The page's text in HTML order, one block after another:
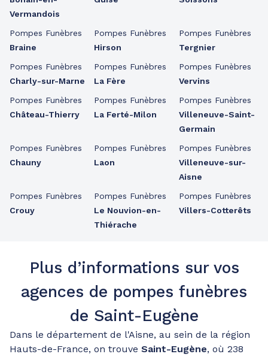
Vermandois
Pompes Funèbres
Braine
Pompes Funèbres
Charly-sur-Marne
Pompes Funèbres
Château-Thierry
Pompes Funèbres
Chauny
Pompes Funèbres
Crouy
Pompes Funèbres
Hirson
Pompes Funèbres
La Fère
Pompes Funèbres
La Ferté-Milon
Pompes Funèbres
Laon
Pompes Funèbres
Le Nouvion-en-
Thiérache
Pompes Funèbres
Tergnier
Pompes Funèbres
Vervins
Pompes Funèbres
Villeneuve-Saint-
Germain
Pompes Funèbres
Villeneuve-sur-
Aisne
Pompes Funèbres
Villers-Cotterêts
Plus d’informations sur vos
agences de pompes funèbres
de Saint-Eugène
Dans le département de l'Aisne, au sein de la région
Hauts-de-France, on trouve Saint-Eugène, où 238